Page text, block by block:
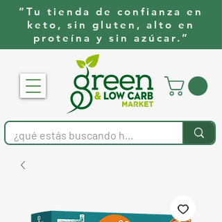
“Tu tienda de confianza en
keto, sin gluten, alto en
proteína y sin azúcar.”